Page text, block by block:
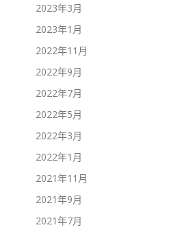
2023年3月
2023年1月
2022年11月
2022年9月
2022年7月
2022年5月
2022年3月
2022年1月
2021年11月
2021年9月
2021年7月